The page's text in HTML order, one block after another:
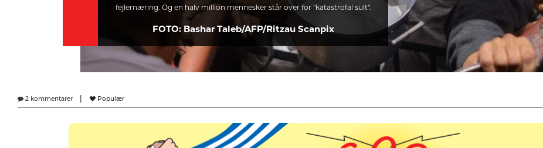
fejlernæring. Og en halv million mennesker står over for "katastrofal sult".
FOTO: Bashar Taleb/AFP/Ritzau Scanpix
2 kommentarer Populær